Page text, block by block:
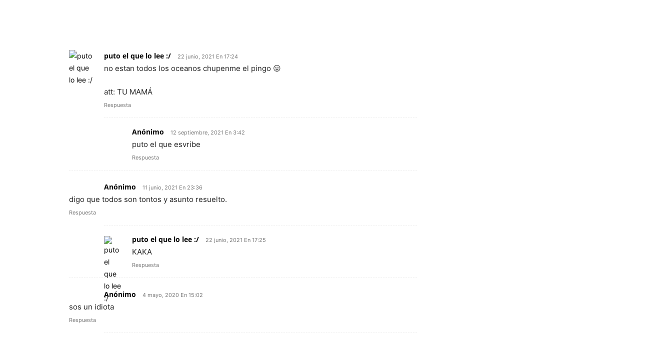
puto el que lo lee :/ 22 junio, 2021 En 17:24
no estan todos los oceanos chupenme el pingo 😛
att: TU MAMÁ
Respuesta
Anónimo 12 septiembre, 2021 En 3:42
puto el que esvribe
Respuesta
Anónimo 11 junio, 2021 En 23:36
digo que todos son tontos y asunto resuelto.
Respuesta
puto el que lo lee :/ 22 junio, 2021 En 17:25
KAKA
Respuesta
Anónimo 4 mayo, 2020 En 15:02
sos un idiota
Respuesta